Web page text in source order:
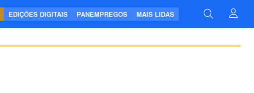
EDIÇÕES DIGITAIS PANEMPREGOS MAIS LIDAS